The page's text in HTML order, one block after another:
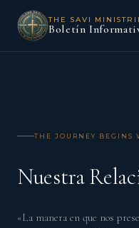
THE SAVI
Boletín
THE JOURNEY BEGINS
Nuestra
«La manera en que nos